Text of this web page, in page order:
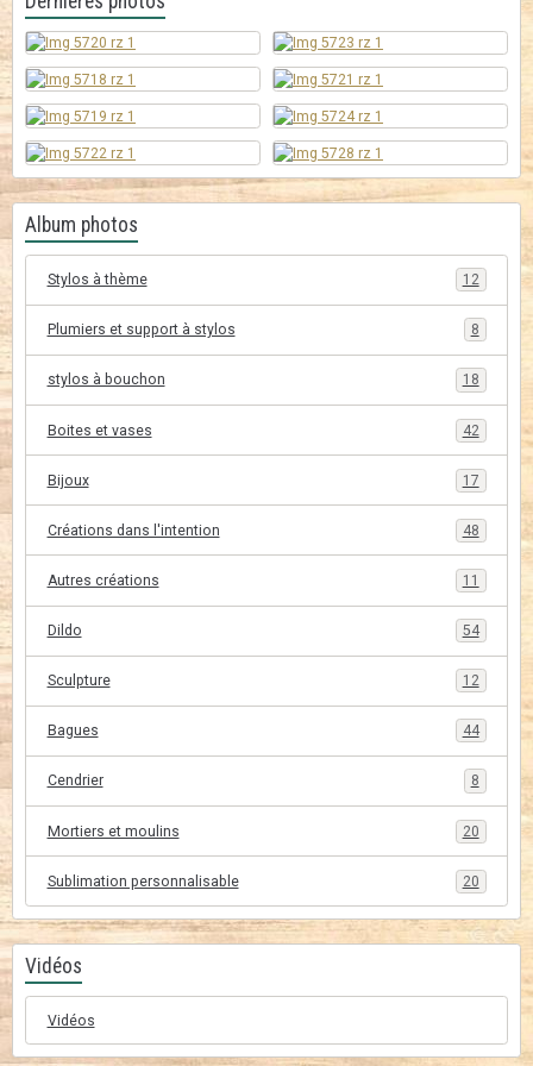
Album photos
Stylos à thème 12
Plumiers et support à stylos 8
stylos à bouchon 18
Boites et vases 42
Bijoux 17
Créations dans l'intention 48
Autres créations 11
Dildo 54
Sculpture 12
Bagues 44
Cendrier 8
Mortiers et moulins 20
Sublimation personnalisable 20
Vidéos
Vidéos